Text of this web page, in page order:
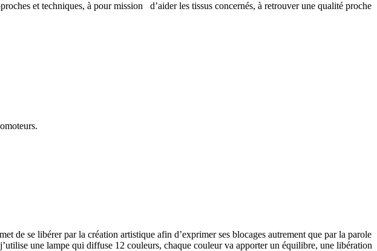
et techniques, à pour mission d’aider les tissus concernés, à retrouver une qualité proche
de se libérer par la création artistique afin d’exprimer ses blocages autrement que par la parole
une lampe qui diffuse 12 couleurs, chaque couleur va apporter un équilibre, une libération